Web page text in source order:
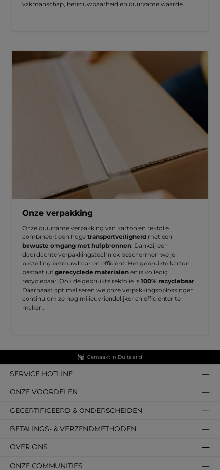
vakmanschap, betrouwbaarheid en duurzame waarde.
Onze verpakking
Onze duurzame verpakking van karton en rekfolie
combineert een hoge transportveiligheid met een
bewuste omgang met hulpbronnen. Dankzij een
doordachte verpakkingstechniek beschermen we je
bestelling betrouwbaar en efficiënt. Het gebruikte karton
bestaat uit gerecyclede materialen en is volledig
recyclebaar. Ook de gebruikte rekfolie is 100% recyclebaar.
Daarnaast optimaliseren we onze verpakkingsoplossingen
continu om ze nog milieuvriendelijker en efficiënter te
maken.
Gemaakt in Duitsland
SERVICE HOTLINE
BETALINGS- & VERZENDMETHODEN
OVER ONS
GECERTIFICEERD & ONDERSCHEIDEN
ONZE VOORDELEN
ONZE COMMUNITIES